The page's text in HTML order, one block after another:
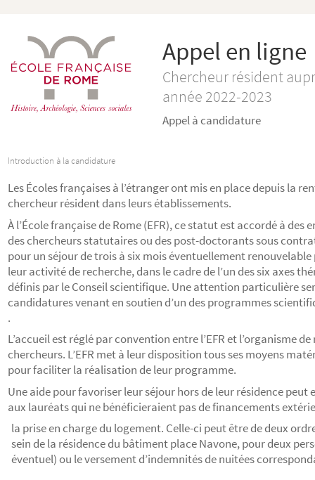
Appel en ligne
Chercheur résident
année 2022-2023
Appel à candidature
Introduction à la candidature
Les Écoles françaises à l’étranger ont mis en place depuis la
chercheur résident dans leurs établissements.
À l’École française de Rome (EFR), ce statut est accordé à des
des chercheurs statutaires ou des post-doctorants sous
pour un séjour de trois à six mois éventuellement
leur activité de recherche, dans le cadre de l’un des six axes
définis par le Conseil scientifique. Une attention particulière
candidatures venant en soutien d’un des programmes
.
L’accueil est réglé par convention entre l’EFR et l’organisme
chercheurs. L’EFR met à leur disposition tous ses moyens
pour faciliter la réalisation de leur programme.
Une aide pour favoriser leur séjour hors de leur résidence peut
aux lauréats qui ne bénéficieraient pas de financements
la prise en charge du logement. Celle-ci peut être de deux
sein de la résidence du bâtiment place Navone, pour deux
éventuel) ou le versement d’indemnités de nuitées